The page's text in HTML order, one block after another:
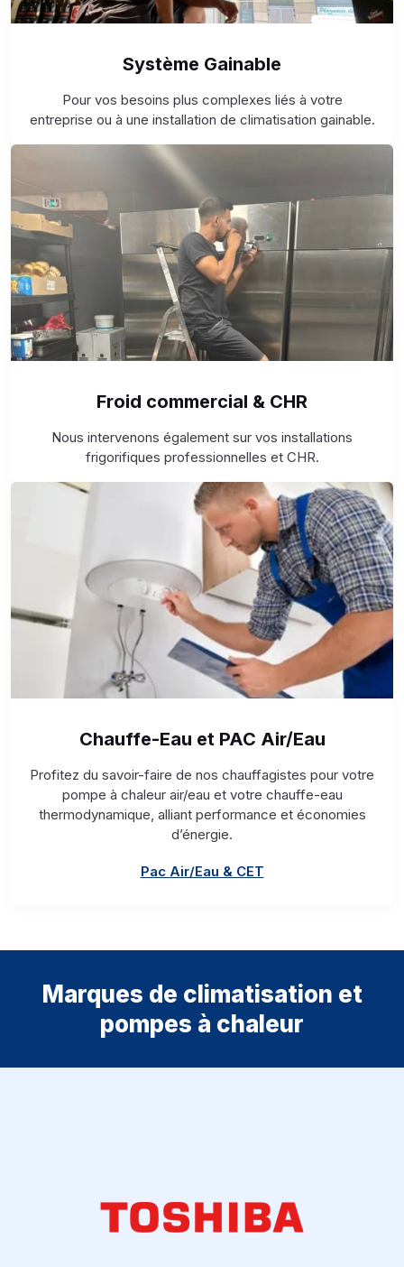
Système Gainable
Pour vos besoins plus complexes liés à votre
entreprise ou à une installation de climatisation gainable.
Froid commercial & CHR
Nous intervenons également sur vos installations
frigorifiques professionnelles et CHR.
Chauffe-Eau et PAC Air/Eau
Profitez du savoir-faire de nos chauffagistes pour votre
pompe à chaleur air/eau et votre chauffe-eau
thermodynamique, alliant performance et économies
d’énergie.
Pac Air/Eau & CET
Marques de climatisation et
pompes à chaleur